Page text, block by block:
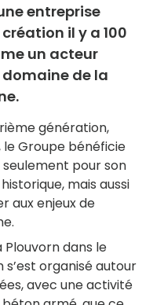
entreprise
il y a 100
un acteur
de la
génération,
le Groupe bénéficie
seulement pour son
mais aussi
aux enjeux de
Plouvorn dans le
s’est organisé autour
avec une activité